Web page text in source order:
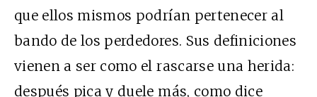
que ellos mismos podrían pertenecer al
bando de los perdedores. Sus definiciones
vienen a ser como el rascarse una herida:
después pica y duele más, como dice